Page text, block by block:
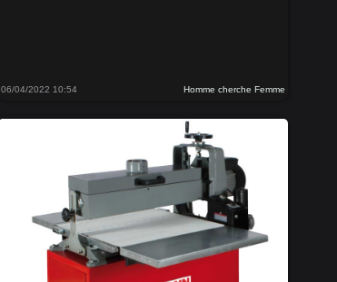
06/04/2022 10:54 Homme cherche Femme